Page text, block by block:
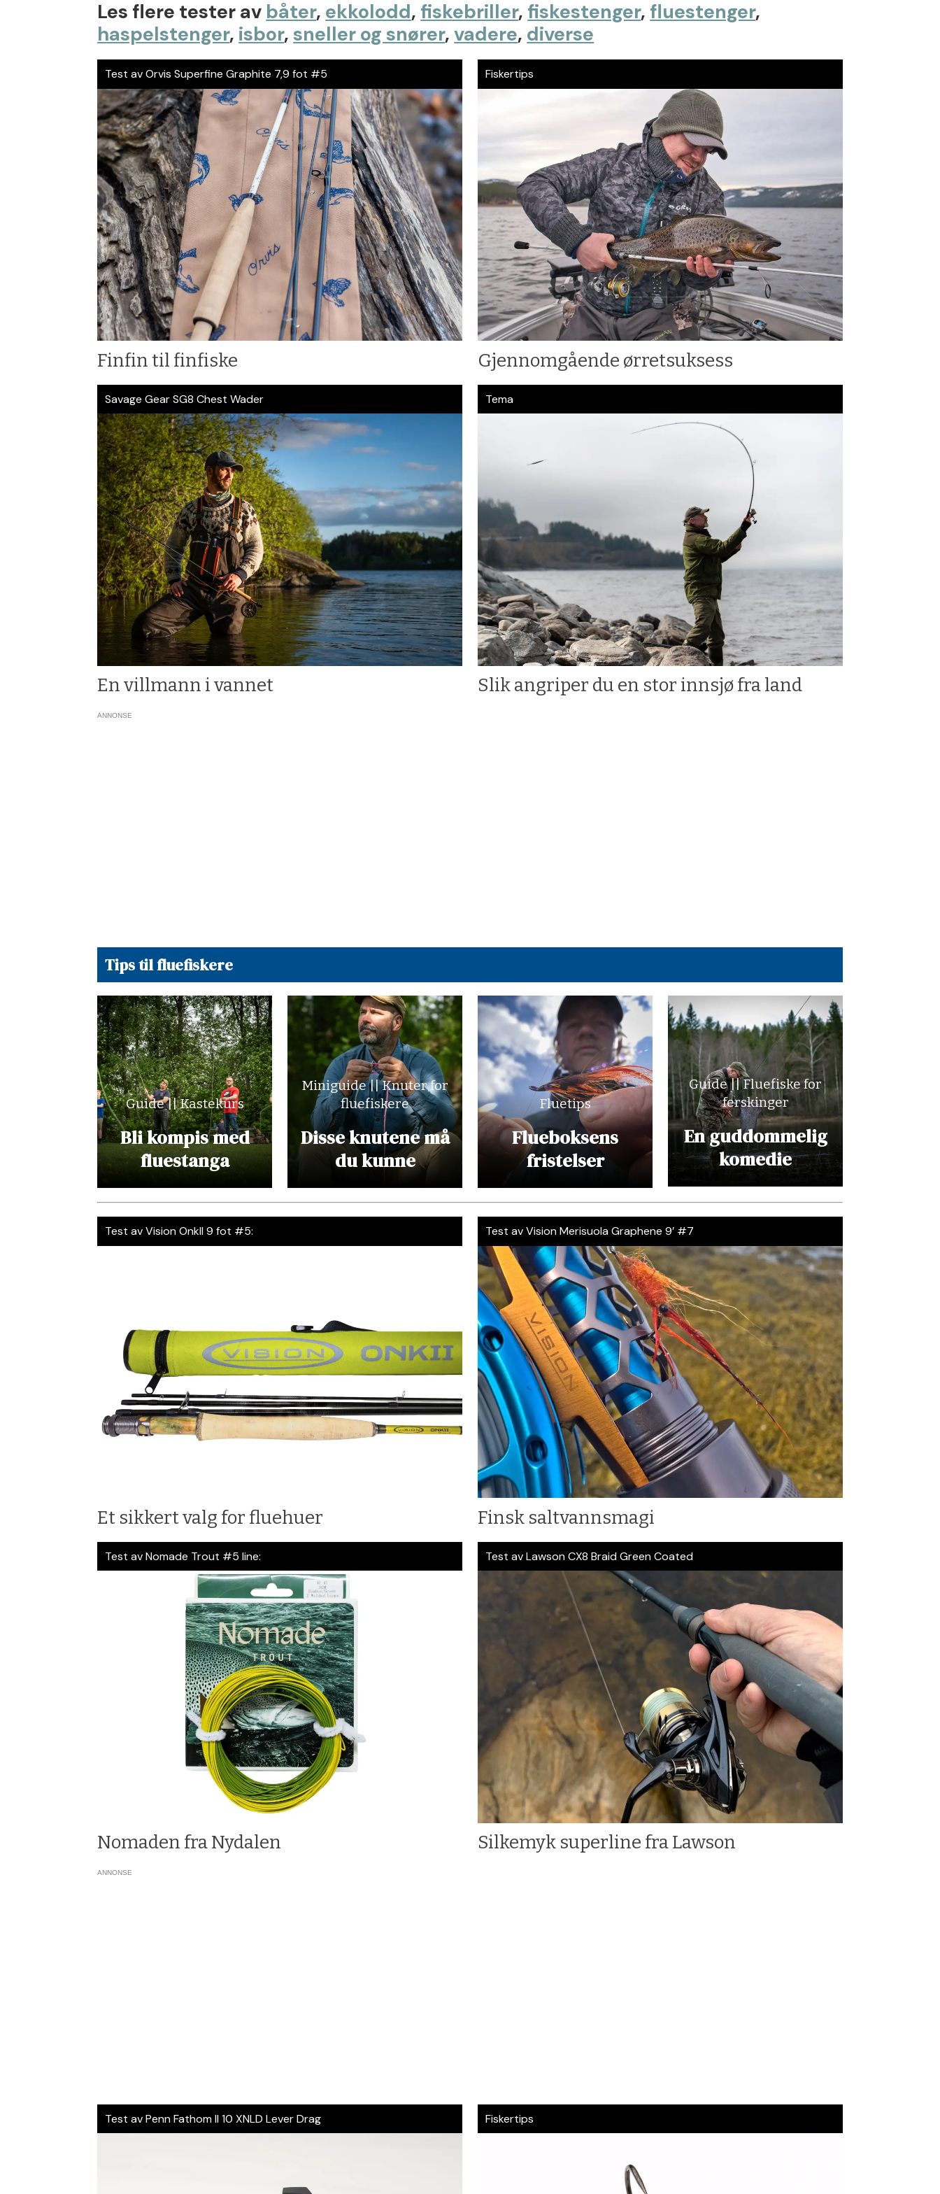
Les flere tester av båter, ekkolodd, fiskebriller, fiskestenger, fluestenger,
haspelstenger, isbor,sneller og snører,vadere, diverse
Test av Orvis Superfine Graphite 7,9 fot #5
Finfin til finfiske
Fiskertips
Gjennomgående ørretsuksess
Savage Gear SG8 Chest Wader
En villmann i vannet
Tema
Slik angriper du en stor innsjø fra land
ANNONSE
Tips til fluefiskere
Guide || Kastekurs
Bli kompis med
fluestanga
Miniguide || Knuter for
fluefiskere
Disse knutene må
du kunne
Fluetips
Flueboksens
fristelser
Guide || Fluefiske for
ferskinger
En guddommelig
komedie
Test av Vision OnkII 9 fot #5:
Et sikkert valg for fluehuer
Test av Vision Merisuola Graphene 9’ #7
Finsk saltvannsmagi
Test av Nomade Trout #5 line:
Nomaden fra Nydalen
Test av Lawson CX8 Braid Green Coated
Silkemyk superline fra Lawson
ANNONSE
Test av Penn Fathom II 10 XNLD Lever Drag Fiskertips